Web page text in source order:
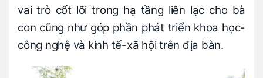
vai trò cốt lõi trong hạ tầng liên lạc cho bà
con cũng như góp phần phát triển khoa học-
công nghệ và kinh tế-xã hội trên địa bàn.